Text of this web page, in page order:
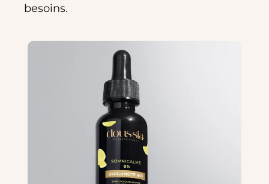
besoins.